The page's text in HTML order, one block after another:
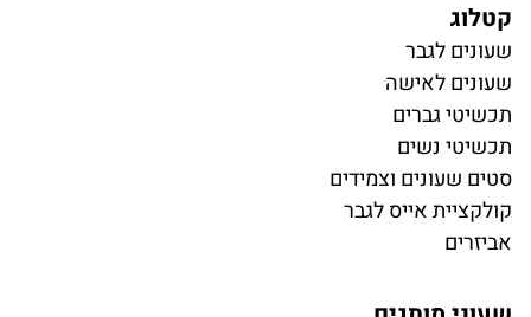
קטלוג
שעונים לגבר
שעונים לאישה
תכשיטי גברים
תכשיטי נשים
סטים שעונים וצמידים
קולקציית אייס לגבר
אביזרים